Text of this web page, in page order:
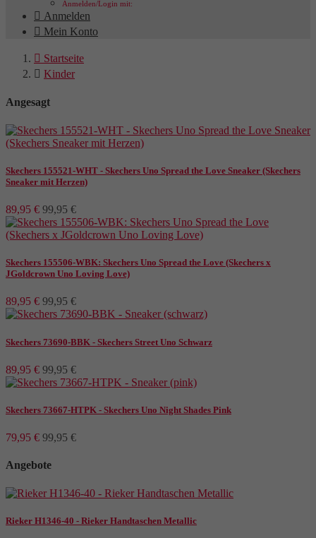
Anmelden/Login mit:
 Anmelden
 Mein Konto
 Startseite
 Kinder
Hersteller
Preis
€
Farbe
1
blau
blau grau kombi 2
gelb
grau-rot
lila
3
Navy-Blau
pink-multi
2
Angesagt
Skechers 155521-WHT - Skechers Uno Spread the Love Sneaker (Skechers
Sneaker mit Herzen)
89,95 € 99,95 €
Skechers 155506-WBK: Skechers Uno Spread the Love (Skechers x
JGoldcrown Uno Loving Love)
89,95 € 99,95 €
Skechers 73690-BBK - Skechers Street Uno Schwarz
89,95 € 99,95 €
Skechers 73667-HTPK - Skechers Uno Night Shades Pink
79,95 € 99,95 €
Angebote
Rieker H1346-40 - Rieker Handtaschen Metallic